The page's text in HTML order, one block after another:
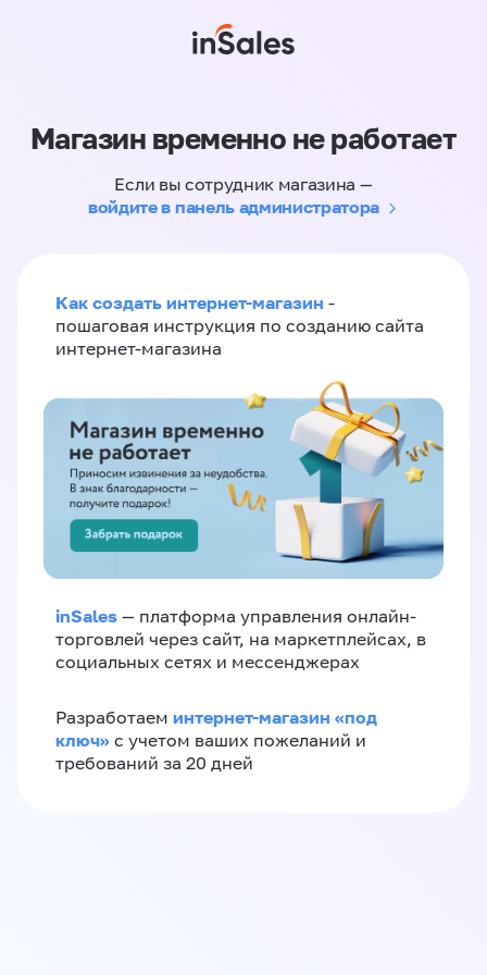
Магазин временно не работает
Если вы сотрудник магазина —
войдите в панель администратора
Как создать интернет-магазин -
пошаговая инструкция по созданию сайта
интернет-магазина
inSales — платформа управления онлайн-
торговлей через сайт, на маркетплейсах, в
социальных сетях и мессенджерах
Разработаем интернет-магазин «‎под
ключ»‎ с учетом ваших пожеланий и
требований за 20 дней